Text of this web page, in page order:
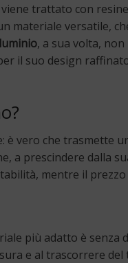
trattato con
versatile,
, a sua volta,
il suo design
vero che trasmette
a prescindere dalla
mentre il prezzo
più adatto è senza
e al trascorrere